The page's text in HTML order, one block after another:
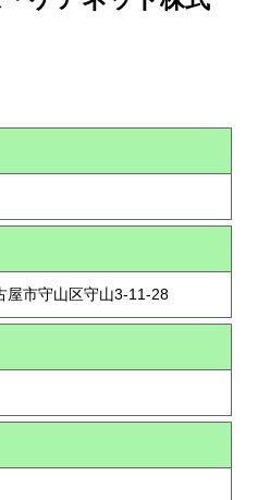
市守山区守山3-11-28